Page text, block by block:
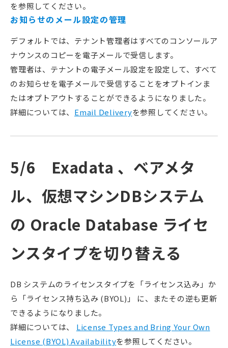
を参照してください。
お知らせのメール設定の管理
デフォルトでは、テナント管理者はすべてのコンソールア
ナウンスのコピーを電子メールで受信します。
管理者は、テナントの電子メール設定を設定して、すべて
のお知らせを電子メールで受信することをオプトインま
たはオプトアウトすることができるようになりました。
詳細については、 Email Deliveryを参照してください。
5/6 Exadata 、ベアメタ
ル、仮想マシンDBシステム
の Oracle Database ライセ
ンスタイプを切り替える
DB システムのライセンスタイプを「ライセンス込み」か
ら「ライセンス持ち込み (BYOL)」 に、またその逆も更新
できるようになりました。
詳細については、 License Types and Bring Your Own
License (BYOL) Availabilityを参照してください。